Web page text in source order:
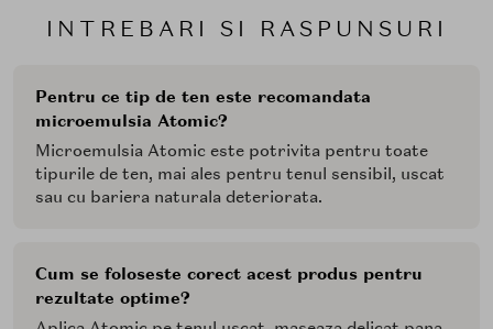
INTREBARI SI RASPUNSURI
Pentru ce tip de ten este recomandata
microemulsia Atomic?
Microemulsia Atomic este potrivita pentru toate
tipurile de ten, mai ales pentru tenul sensibil, uscat
sau cu bariera naturala deteriorata.
Cum se foloseste corect acest produs pentru
rezultate optime?